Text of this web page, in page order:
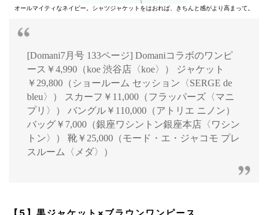
オールマイティなネイビー。シャツジャケットをはおれば、きちんと感がより高まって。
[Domani7月号 133ページ] Domaniコラボのワンピ
ース￥4,990（koe 渋谷店〈koe〉） ジャケット
￥29,800（ショールーム セッション〈SERGE de
bleu〉） スカーフ￥11,000（フラッパーズ〈マニ
プリ〉） バングル￥110,000（アトリエ ニノン）
バッグ￥7,000（銀座ワシントン銀座本店〈ワシン
トン〉） 靴￥25,000（モード・エ・ジャコモ プレ
スルーム〈メダ〉）